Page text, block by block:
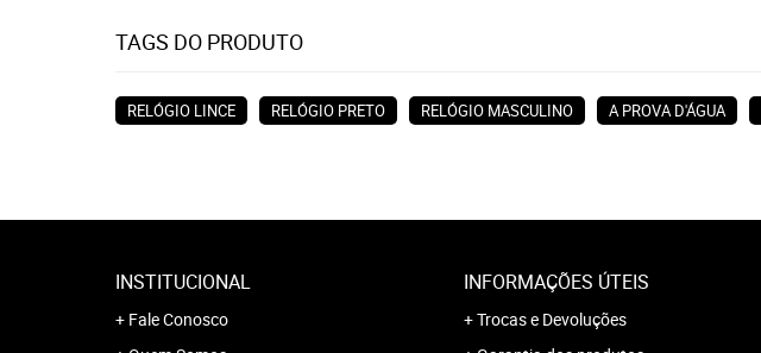
TAGS DO PRODUTO
RELÓGIO LINCE RELÓGIO PRETO RELÓGIO MASCULINO A PROVA D'ÁGUA
INSTITUCIONAL
Fale Conosco
INFORMAÇÕES ÚTEIS
Trocas e Devoluções